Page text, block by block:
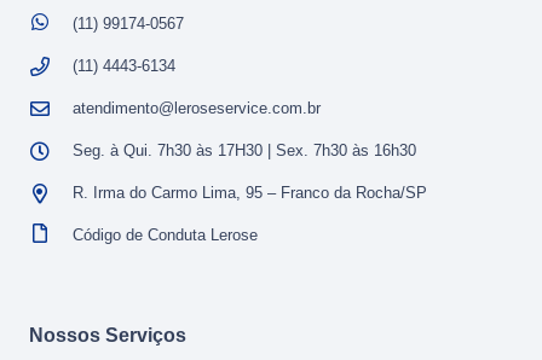
(11) 99174-0567
(11) 4443-6134
atendimento@leroseservice.com.br
Seg. à Qui. 7h30 às 17H30 | Sex. 7h30 às 16h30
R. Irma do Carmo Lima, 95 – Franco da Rocha/SP
Código de Conduta Lerose
Nossos Serviços